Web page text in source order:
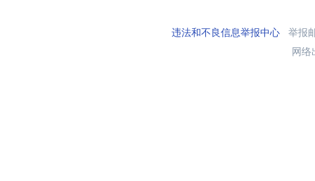
违法和不良信息举报中心举报
网